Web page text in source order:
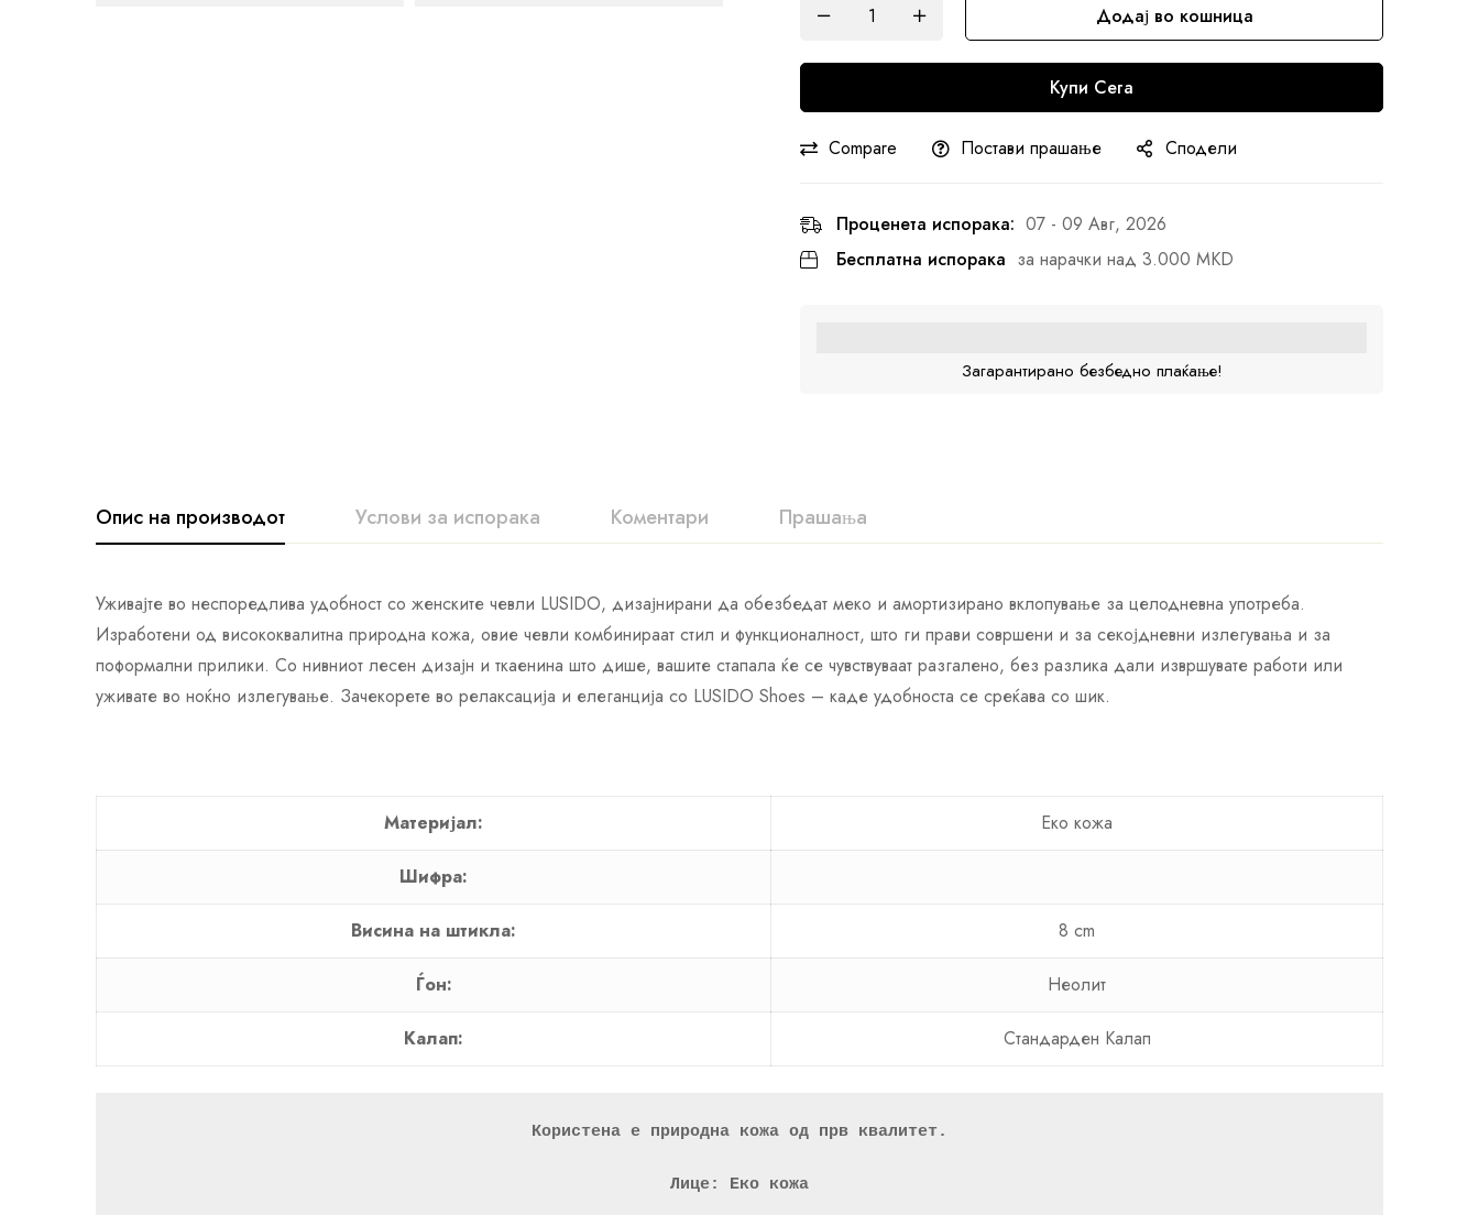
Додај во кошница
Купи Сега
Compare Постави прашање Сподели
Проценета испорака: 07 - 09 Авг, 2026
Бесплатна испорака за нарачки над 3.000 MKD
Загарантирано безбедно плаќање!
Опис на производот Услови за испорака Коментари Прашања
Уживајте во неспоредлива удобност со женските чевли LUSIDO, дизајнирани да обезбедат меко и амортизирано вклопување за целодневна употреба.
Изработени од висококвалитна природна кожа, овие чевли комбинираат стил и функционалност, што ги прави совршени и за секојдневни излегувања и за
поформални прилики. Со нивниот лесен дизајн и ткаенина што дише, вашите стапала ќе се чувствуваат разгалено, без разлика дали извршувате работи или
уживате во ноќно излегување. Зачекорете во релаксација и елеганција со LUSIDO Shoes – каде удобноста се среќава со шик.
Материјал: Еко кожа
Шифра:
Висина на штикла: 8 cm
Ѓон: Неолит
Калап: Стандарден Калап
Користена е природна кожа од прв квалитет.
Лице: Еко кожа